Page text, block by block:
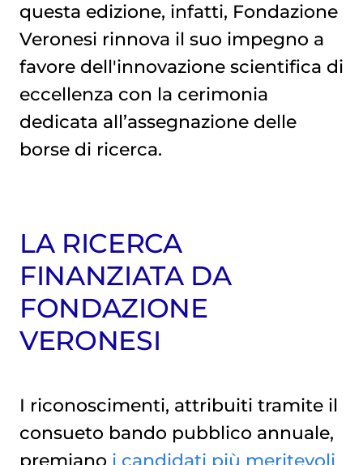
questa edizione, infatti, Fondazione
Veronesi rinnova il suo impegno a
favore dell'innovazione scientifica di
eccellenza con la cerimonia
dedicata all’assegnazione delle
borse di ricerca.
LA RICERCA
FINANZIATA DA
FONDAZIONE
VERONESI
I riconoscimenti, attribuiti tramite il
consueto bando pubblico annuale,
premiano i candidati più meritevoli